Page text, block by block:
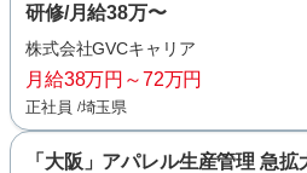
研修/月給38万〜
株式会社GVCキャリア
月給38万円～72万円
正社員 埼玉県
「大阪」アパレル生産管理 急